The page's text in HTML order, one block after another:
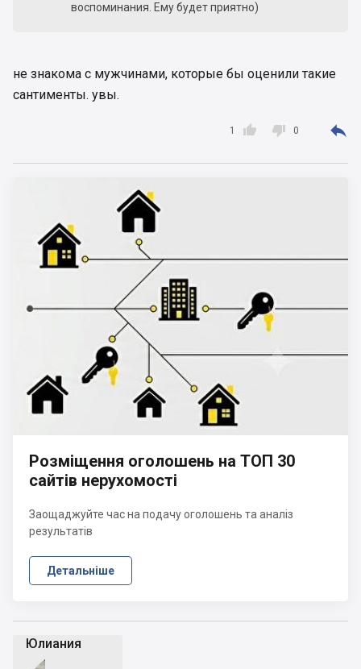
воспоминания. Ему будет приятно)
не знакома с мужчинами, которые бы оценили такие
сантименты. увы.

1  0 
Юлиания
Розміщення оголошень на ТОП 30
сайтів нерухомості
Заощаджуйте час на подачу оголошень та аналіз
результатів
Детальніше